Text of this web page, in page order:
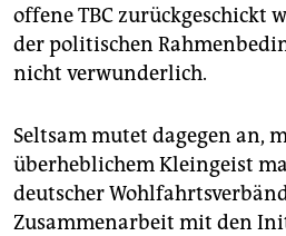
offene TBC zurückgeschickt
der politischen
nicht verwunderlich.
Seltsam mutet dagegen an,
überheblichem Kleingeist
deutscher
Zusammenarbeit mit den